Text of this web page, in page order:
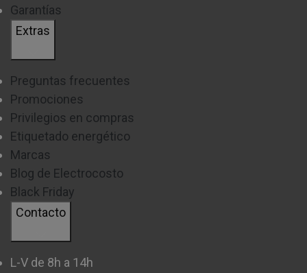
Garantías
Extras
Preguntas frecuentes
Promociones
Privilegios en compras
Etiquetado energético
Marcas
Blog de Electrocosto
Black Friday
Contacto
L-V de 8h a 14h